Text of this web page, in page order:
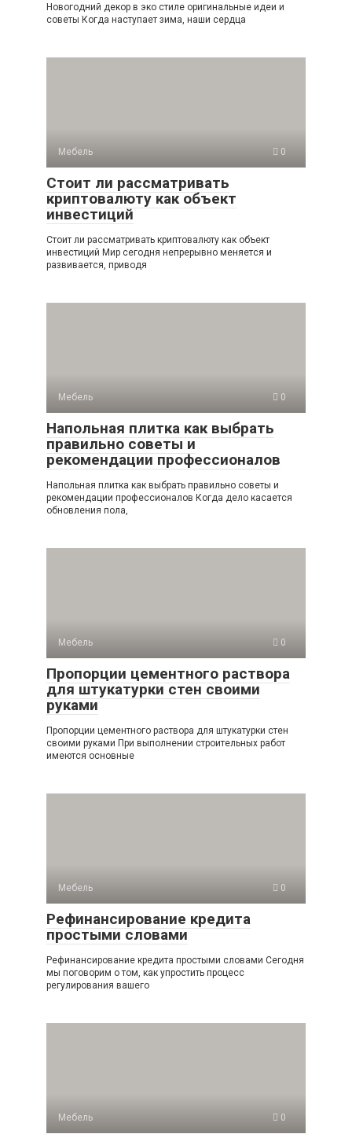
Новогодний декор в эко стиле оригинальные идеи и
советы Когда наступает зима, наши сердца
Мебель 0
Стоит ли рассматривать
криптовалюту как объект
инвестиций
Стоит ли рассматривать криптовалюту как объект
инвестиций Мир сегодня непрерывно меняется и
развивается, приводя
Мебель 0
Напольная плитка как выбрать
правильно советы и
рекомендации профессионалов
Напольная плитка как выбрать правильно советы и
рекомендации профессионалов Когда дело касается
обновления пола,
Мебель 0
Пропорции цементного раствора
для штукатурки стен своими
руками
Пропорции цементного раствора для штукатурки стен
своими руками При выполнении строительных работ
имеются основные
Мебель 0
Рефинансирование кредита
простыми словами
Рефинансирование кредита простыми словами Сегодня
мы поговорим о том, как упростить процесс
регулирования вашего
Мебель 0